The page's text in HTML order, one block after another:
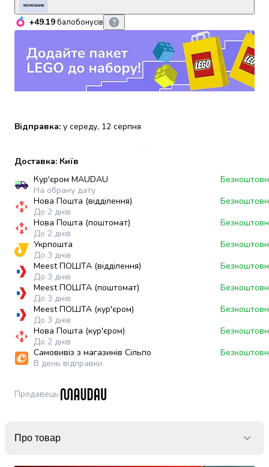
сніданки
Їжа
приготування
Спеції
та
приправи
для
Борошно
перець
Кухонна
сіль
Оцет
суші
ролів
та
суміші
десертів
Крупи
Гречана
МОНОБАНК
+49.19балобонусів
Відправка: у середу, 12 серпня
Доставка: Київ
Кур'єром MAUDAU
На обрану дату
Нова Пошта (відділення)
До 2 днів
Нова Пошта (поштомат)
До 2 днів
Укрпошта
До 3 днів
Meest ПОШТА (відділення)
До 3 днів
Meest ПОШТА (поштомат)
До 3 днів
Meest ПОШТА (кур'єром)
До 3 днів
Нова Пошта (кур'єром)
До 2 днів
Самовивіз з магазинів Сільпо
В день відправки
Продавець:
Про товар